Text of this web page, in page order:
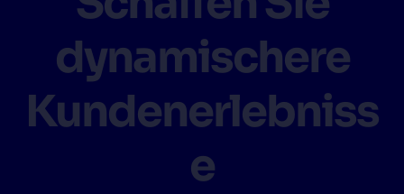
✨ How will Algolia improve our search
experience and conversions?
✨
How do I integrate Algolia search into my app?
dynamischere
Kundenerlebniss
e